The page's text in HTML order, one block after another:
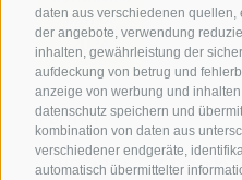
daten aus verschiedenen
der angebote, verwendung
inhalten, gewährleistung der
aufdeckung von betrug und
anzeige von werbung und
datenschutz speichern und
kombination von daten aus
verschiedener endgeräte,
automatisch übermittelter
Dine
Partner